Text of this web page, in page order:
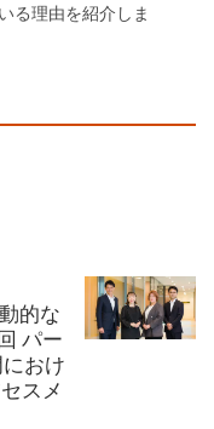
る理由を紹介しま
的な
パー
おけ
スメ